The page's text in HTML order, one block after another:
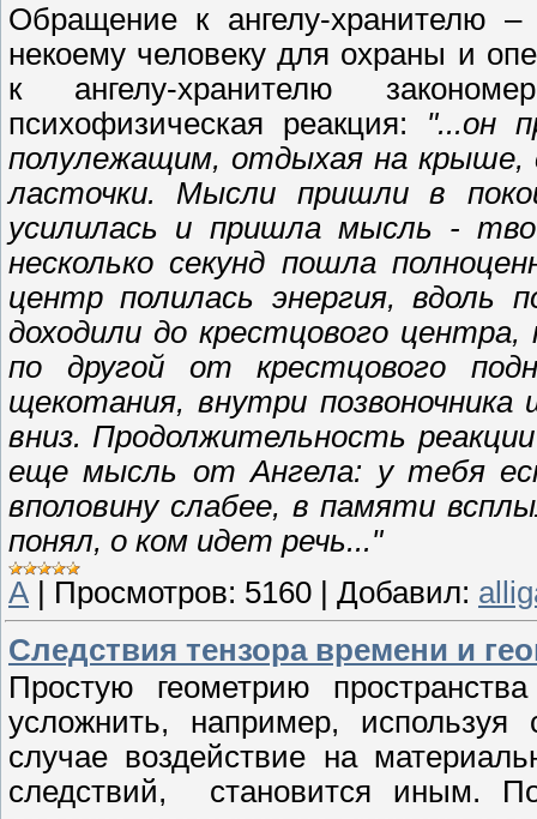
Обращение к ангелу-хранителю
некоему человеку для охраны и
к ангелу-хранителю
психофизическая реакция: "...он
полулежащим, отдыхая на крыше,
ласточки. Мысли пришли в
усилилась и пришла мысль -
несколько секунд пошла
центр полилась энергия, вдоль
доходили до крестцового
по другой от крестцового
щекотания, внутри
вниз. Продолжительность
еще мысль от Ангела: у тебя
вполовину слабее, в памяти
понял, о ком идет речь..."
А
Просмотров: 5160 Добавил:
Следствия тензора времени и
Простую геометрию
усложнить, например,
случае воздействие на
следствий, становится иным.